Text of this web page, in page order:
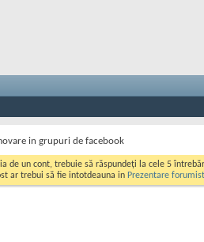
in grupuri de facebook
de un cont, trebuie să răspundeți la cele 5
ar trebui să fie intotdeauna in Prezentare